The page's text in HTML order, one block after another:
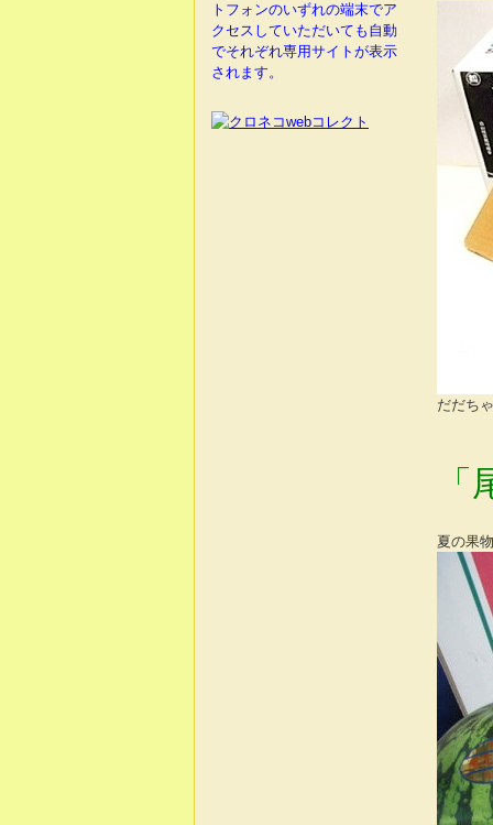
だだち
夏の果
トフォンのいずれの端末でア
クセスしていただいても自動
でそれぞれ専用サイトが表示
されます。